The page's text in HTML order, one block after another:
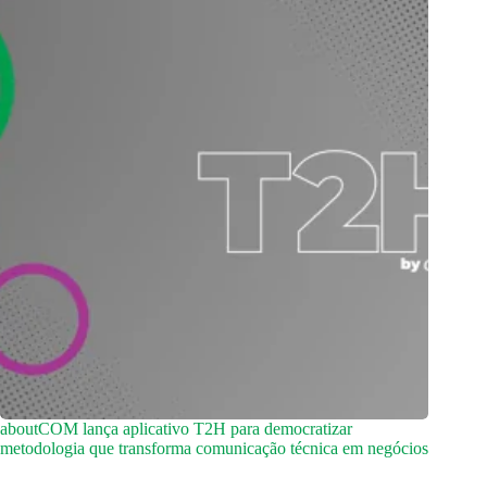
aboutCOM lança aplicativo T2H para democratizar
metodologia que transforma comunicação técnica em negócios